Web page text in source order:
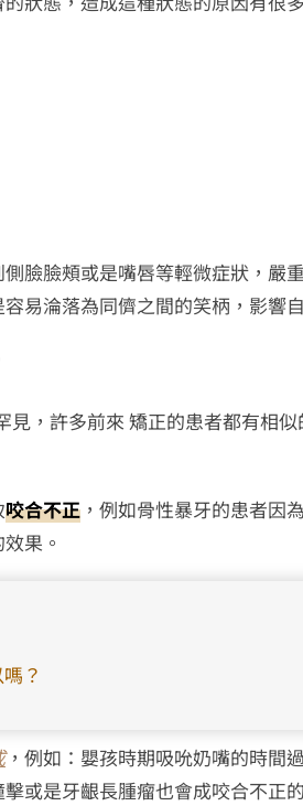
臉臉頰或是嘴唇等輕微症狀，嚴
易淪落為同儕之間的笑柄，影響
見，許多前來 矯正的患者都有相
咬合不正 ，例如骨性暴牙的患者因
果。
？
，例如：嬰孩時期吸吮奶嘴的時間
或是牙齦長腫瘤也會成咬合不正